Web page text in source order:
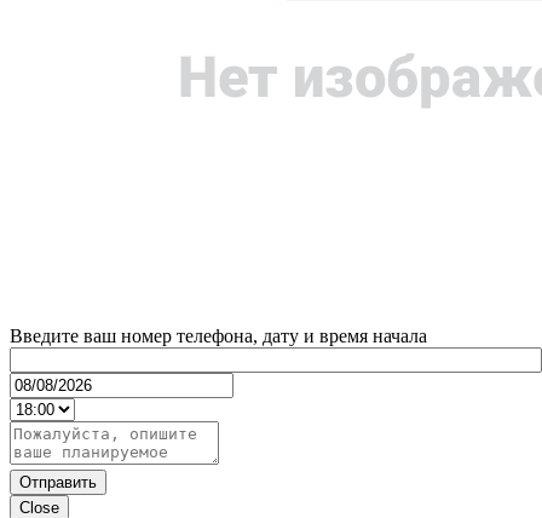
Введите ваш номер телефона, дату и время начала
Отправить
Close